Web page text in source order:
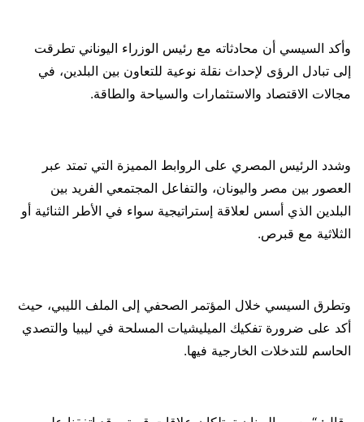
وأكد السيسي أن محادثاته مع رئيس الوزراء اليوناني تطرقت
إلى تبادل الرؤى لإحداث نقلة نوعية للتعاون بين البلدين، في
مجالات الاقتصاد والاستثمارات والسياحة والطاقة.
وشدد الرئيس المصري على الروابط المميزة التي تمتد عبر
العصور بين مصر واليونان، والتفاعل المجتمعي الفريد بين
البلدين الذي أسس لعلاقة إستراتيجية سواء في الأطر الثنائية أو
الثلاثية مع قبرص.
وتطرق السيسي خلال المؤتمر الصحفي إلى الملف الليبي، حيث
أكد على ضرورة تفكيك الميليشيات المسلحة في ليبيا والتصدي
الحاسم للتدخلات الخارجية فيها.